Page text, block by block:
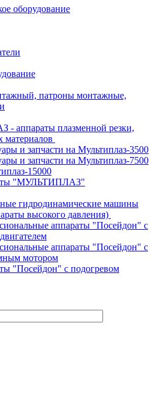
оборудование
патроны монтажные,
аппараты плазменной резки,
материалов
и запчасти на Мультиплаз-3500
и запчасти на Мультиплаз-7500
15000
"МУЛЬТИПЛАЗ"
гидродинамические машины
высокого давления)
аппараты "Посейдон" с
аппараты "Посейдон" с
мотором
"Посейдон" с подогревом